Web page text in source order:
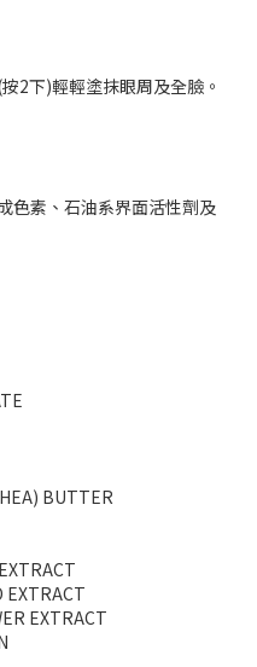
2下)輕輕塗抹眼周及全臉。
色素、石油系界面活性劑及
BUTTER
EXTRACT
EXTRACT